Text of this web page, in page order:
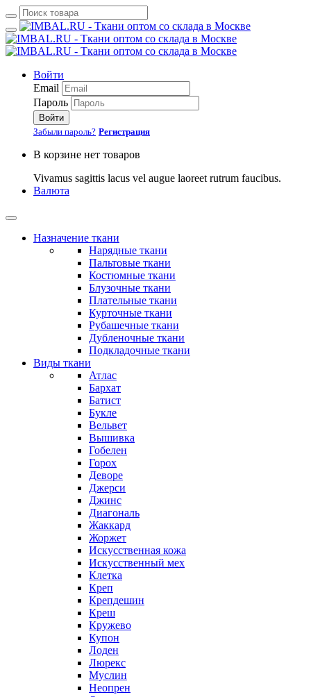
Войти
Email
Пароль
Войти
Забыли пароль? Регистрация
В корзине нет товаров
Vivamus sagittis lacus vel augue laoreet rutrum faucibus.
Валюта
Назначение ткани
Нарядные ткани
Пальтовые ткани
Костюмные ткани
Блузочные ткани
Плательные ткани
Курточные ткани
Рубашечные ткани
Дубленочные ткани
Подкладочные ткани
Виды ткани
Атлас
Бархат
Батист
Букле
Вельвет
Вышивка
Гобелен
Горох
Деворе
Джерси
Джинс
Диагональ
Жаккард
Жоржет
Искусственная кожа
Искусственный мех
Клетка
Креп
Крепдешин
Креш
Кружево
Купон
Лоден
Люрекс
Муслин
Неопрен